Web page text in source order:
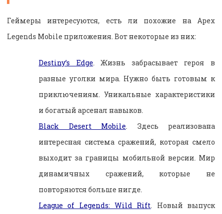
Геймеры интересуются, есть ли похожие на Apex
Legends Mobile приложения. Вот некоторые из них:
Destiny’s Edge. Жизнь забрасывает героя в
разные уголки мира. Нужно быть готовым к
приключениям. Уникальные характеристики
и богатый арсенал навыков.
Black Desert Mobile. Здесь реализована
интересная система сражений, которая смело
выходит за границы мобильной версии. Мир
динамичных сражений, которые не
повторяются больше нигде.
League of Legends: Wild Rift. Новый выпуск